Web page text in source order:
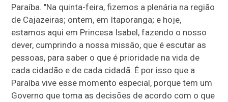
Paraíba. "Na quinta-feira, fizemos a plenária na região
de Cajazeiras; ontem, em Itaporanga; e hoje,
estamos aqui em Princesa Isabel, fazendo o nosso
dever, cumprindo a nossa missão, que é escutar as
pessoas, para saber o que é prioridade na vida de
cada cidadão e de cada cidadã. É por isso que a
Paraíba vive esse momento especial, porque tem um
Governo que toma as decisões de acordo com o que